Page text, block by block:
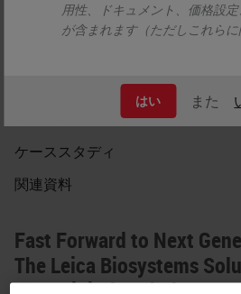
用性、ドキュメント、価格設
が含まれます（ただしこれらに
はい また
検体前処理
バーチャルスライドシステム
ケーススタディ
関連資料
Fast Forward to Next
The Leica Biosystems